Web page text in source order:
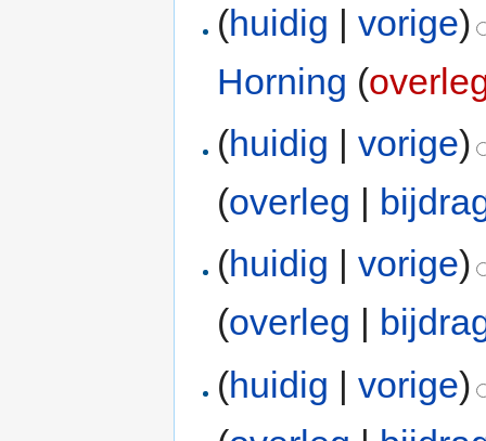
(huidig |vorige)
Horning (
(huidig |vorige)
(overleg |
(huidig |vorige)
(overleg
(huidig |vorige)